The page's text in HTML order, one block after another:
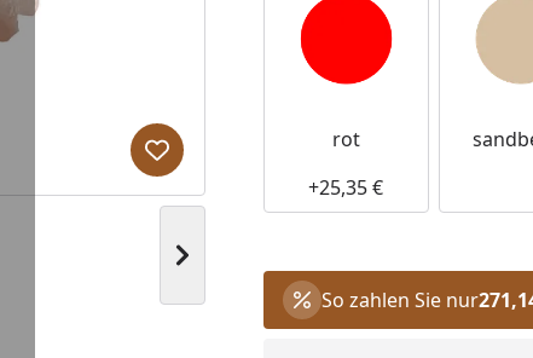
Nächstes Bild anzeigen
Produkt zur Wunschliste hinzufügen
Größe: Einsatz aus
mm, Ø200 mm, H: 200 mm
rot
+25,35 €
So zahlen Sie nur